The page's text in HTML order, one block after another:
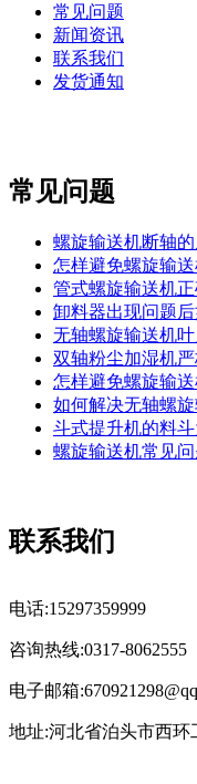
常见问题
新闻资讯
联系我们
发货通知
常见问题
螺旋输送机断轴
怎样避免螺旋输
管式螺旋输送机
卸料器出现问题
无轴螺旋输送机
双轴粉尘加湿机
怎样避免螺旋输
如何解决无轴螺
斗式提升机的料
螺旋输送机常见
联系我们
电话:15297359999
咨询热线:0317-8062555
电子邮箱
地址:河北省泊头市西环